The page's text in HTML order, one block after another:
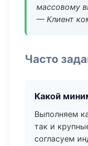
массовому
— Клиент
Часто
Какой
Выполняем
так и
согласуем